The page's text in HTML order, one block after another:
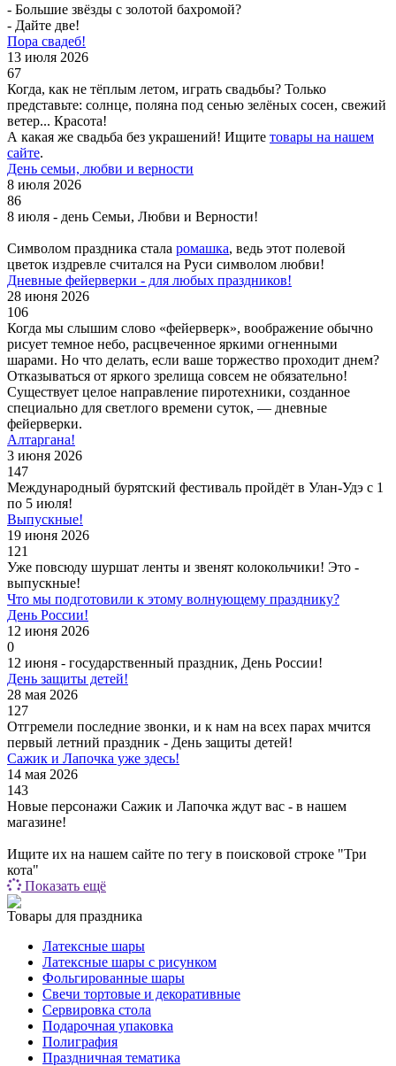
- Большие звёзды с золотой бахромой?
- Дайте две!
Пора свадеб!
13 июля 2026
67
Когда, как не тёплым летом, играть свадьбы? Только
представьте: солнце, поляна под сенью зелёных сосен, свежий
ветер... Красота!
А какая же свадьба без украшений! Ищите товары на нашем
сайте.
День семьи, любви и верности
8 июля 2026
86
8 июля - день Семьи, Любви и Верности!
Символом праздника стала ромашка, ведь этот полевой
цветок издревле считался на Руси символом любви!
Дневные фейерверки - для любых праздников!
28 июня 2026
106
Когда мы слышим слово «фейерверк», воображение обычно
рисует темное небо, расцвеченное яркими огненными
шарами. Но что делать, если ваше торжество проходит днем?
Отказываться от яркого зрелища совсем не обязательно!
Существует целое направление пиротехники, созданное
специально для светлого времени суток, — дневные
фейерверки.
Алтаргана!
3 июня 2026
147
Международный бурятский фестиваль пройдёт в Улан-Удэ с 1
по 5 июля!
Выпускные!
19 июня 2026
121
Уже повсюду шуршат ленты и звенят колокольчики! Это -
выпускные!
Что мы подготовили к этому волнующему празднику?
День России!
12 июня 2026
0
12 июня - государственный праздник, День России!
День защиты детей!
28 мая 2026
127
Отгремели последние звонки, и к нам на всех парах мчится
первый летний праздник - День защиты детей!
Сажик и Лапочка уже здесь!
14 мая 2026
143
Новые персонажи Сажик и Лапочка ждут вас - в нашем
магазине!
Ищите их на нашем сайте по тегу в поисковой строке "Три
кота"
Показать ещё
Товары для праздника
Латексные шары
Латексные шары с рисунком
Фольгированные шары
Свечи тортовые и декоративные
Сервировка стола
Подарочная упаковка
Полиграфия
Праздничная тематика